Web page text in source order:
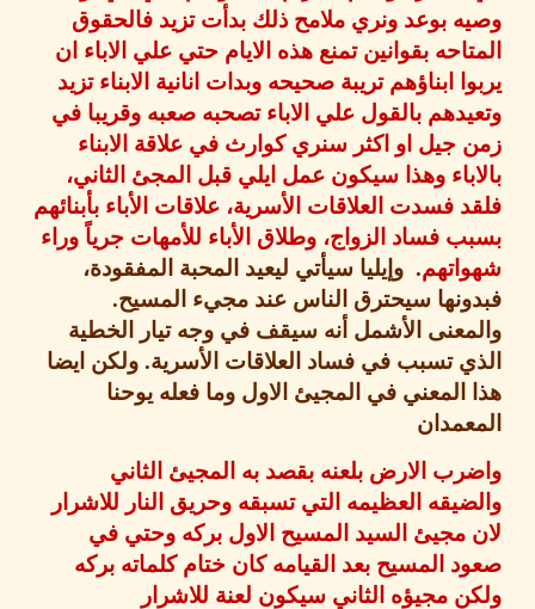
بوعد ونري ملامح ذلك بدأت تزيد فالحقوق
بقوانين تمنع هذه الايام حتي علي الاباء ان
ابناؤهم تريبة صحيحه وبدات انانية الابناء تزيد
بالقول علي الاباء تصحبه صعبه وقريبا في
جيل او اكثر سنري كوارث في علاقة الابناء
وهذا سيكون عمل ايلي قبل المجئ الثاني،
فسدت العلاقات الأسرية، علاقات الأباء بأبنائهم
فساد الزواج، وطلاق الأباء للأمهات جرياً وراء
.وإيليا سيأتي ليعيد المحبة المفقودة،
سيحترق الناس عند مجيء المسيح .
الأشمل أنه سيقف في وجه تيار الخطية
تسبب في فساد العلاقات الأسرية .ولكن ايضا
المعني في المجيئ الاول وما فعله يوحنا
الارض بلعنه بقصد به المجيئ الثاني
العظيمه التي تسبقه وحريق النار للاشرار
مجيئ السيد المسيح الاول بركه وحتي في
المسيح بعد القيامه كان ختام كلماته بركه
مجيؤه الثاني سيكون لعنة للاشرار